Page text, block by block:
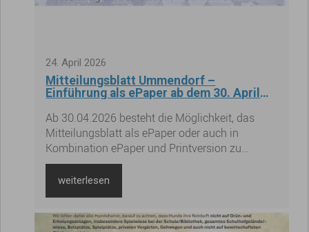
24.April 2026
Mitteilungsblatt Ummendorf –
Einführung als ePaper ab dem 30. April
Ab 30.04.2026 besteht die Möglichkeit, das
Mitteilungsblatt als ePaper oder auch in
Kombination ePaper und Printversion zu
abonnieren. Ein Zugang des ePapers ist auf bis
zu 3 Endgeräten möglich. Diese Umstellung ist
weiterlesen